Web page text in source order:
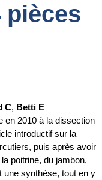
pièces
C, Betti E
en 2010 à la dissection
introductif sur la
puis après avoir
poitrine, du jambon,
une synthèse, tout en y